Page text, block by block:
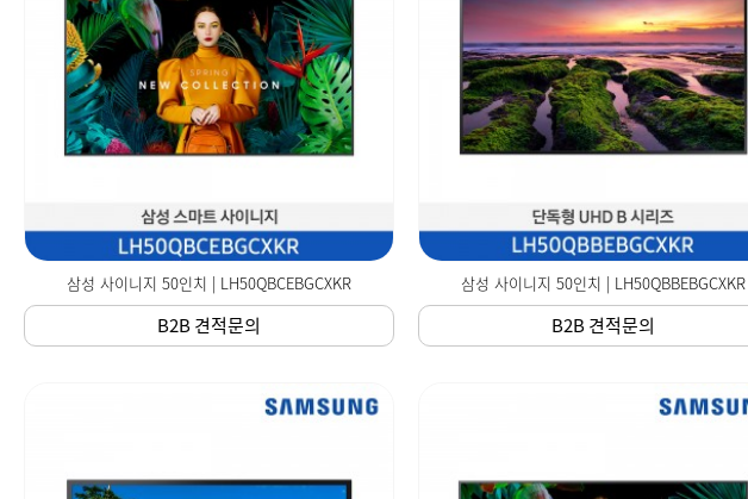
삼성 사이니지 50인치 | LH50QBCEBGCXKR
B2B 견적문의
삼성 사이니지 50인치 | LH50QBBEBGCXKR
B2B 견적문의